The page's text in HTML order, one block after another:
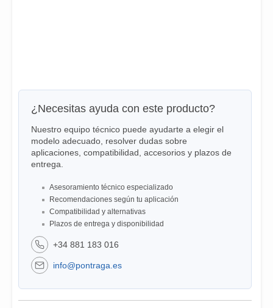
¿Necesitas ayuda con este producto?
Nuestro equipo técnico puede ayudarte a elegir el
modelo adecuado, resolver dudas sobre
aplicaciones, compatibilidad, accesorios y plazos de
entrega.
Asesoramiento técnico especializado
Recomendaciones según tu aplicación
Compatibilidad y alternativas
Plazos de entrega y disponibilidad
+34 881 183 016
info@pontraga.es